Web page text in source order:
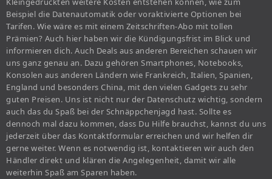
Beispiel die Datenautomatik oder voraktivierte Optionen bei
Tarifen. Wie wäre es mit einem Zeitschriften-Abo mit tollen
Prämien? Auch hier haben wir die Kündigungsfrist im Blick und
informieren dich. Auch Deals aus anderen Bereichen schauen wir
uns ganz genau an. Dazu gehören Smartphones, Notebooks,
Konsolen aus anderen Ländern wie Frankreich, Italien, Spanien,
England und besonders China, mit den vielen Gadgets zu sehr
guten Preisen. Uns ist nicht nur der Datenschutz wichtig, sondern
auch das du Spaß bei der Schnäppchenjagd hast. Sollte es
dennoch mal dazu kommen, dass Du Hilfe brauchst, kannst du uns
jederzeit über das Kontaktformular erreichen und wir helfen dir
gerne weiter. Wenn es notwendig ist, kontaktieren wir auch den
Händler direkt und klären die Angelegenheit, damit wir alle
weiterhin Spaß am Sparen haben.